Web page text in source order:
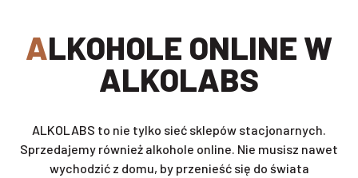
ALKOHOLE ONLINE W
ALKOLABS
ALKOLABS to nie tylko sieć sklepów stacjonarnych.
Sprzedajemy również alkohole online. Nie musisz nawet
wychodzić z domu, by przenieść się do świata